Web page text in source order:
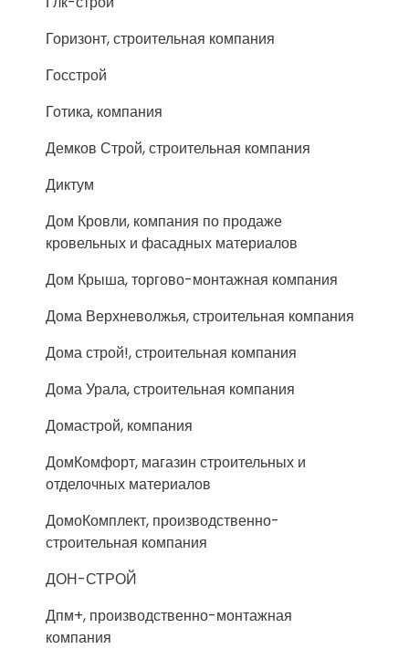
Горизонт, строительная компания
Госстрой
Готика, компания
Демков Строй, строительная компания
Диктум
Дом Кровли, компания по продаже
кровельных и фасадных материалов
Дом Крыша, торгово-монтажная компания
Дома Верхневолжья, строительная компания
Дома строй!, строительная компания
Дома Урала, строительная компания
Домастрой, компания
ДомКомфорт, магазин строительных и
отделочных материалов
ДомоКомплект, производственно-
строительная компания
ДОН-СТРОЙ
Дпм+, производственно-монтажная
компания